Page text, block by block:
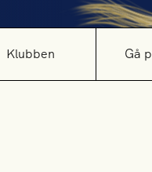
Klubben Gå